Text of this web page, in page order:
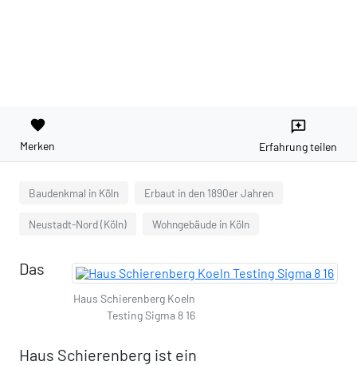
favorite
Merken
reviews
Erfahrung teilen
Baudenkmal in Köln Erbaut in den 1890er Jahren
Neustadt-Nord (Köln) Wohngebäude in Köln
Haus Schierenberg Koeln
Testing Sigma 8 16
Das
Haus Schierenberg ist ein